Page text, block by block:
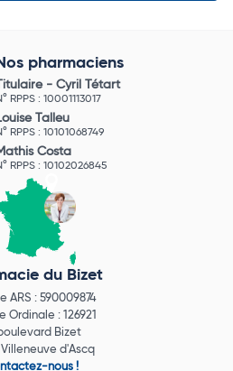
pharmaciens
- Cyril Tétart
RPPS : 10001113017
Talleu
RPPS : 10101068749
Costa
RPPS : 10102026845
du Bizet
ARS : 590009874
Ordinale : 126921
Bizet
Villeneuve d'Ascq
nous !